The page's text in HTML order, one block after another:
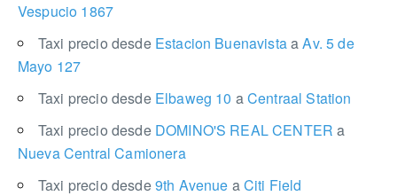
Vespucio 1867
Taxi precio desde Estacion BuenavistaaAv. 5 de
Mayo 127
Taxi precio desde Elbaweg 10 aCentraal Station
Taxi precio desde DOMINO'S REAL CENTERa
Nueva Central Camionera
Taxi precio desde9th Avenue aCiti Field